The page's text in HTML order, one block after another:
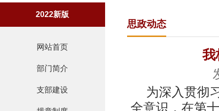
2022新版
网站首页
部门简介
支部建设
思政动态
我
为深入贯彻
全意识，在第